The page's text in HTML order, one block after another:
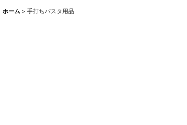
ホーム > 手打ちパスタ用品